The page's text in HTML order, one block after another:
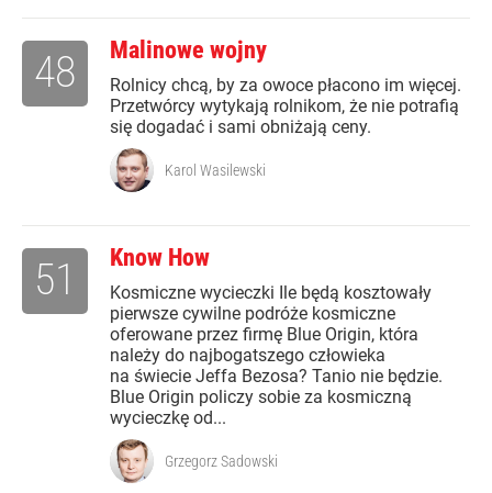
Malinowe wojny
Rolnicy chcą, by za owoce płacono im więcej.
Przetwórcy wytykają rolnikom, że nie potrafią
się dogadać i sami obniżają ceny.
48
Karol Wasilewski
Know How
Kosmiczne wycieczki Ile będą kosztowały
pierwsze cywilne podróże kosmiczne
oferowane przez firmę Blue Origin, która
należy do najbogatszego człowieka
na świecie Jeffa Bezosa? Tanio nie będzie.
Blue Origin policzy sobie za kosmiczną
wycieczkę od...
51
Grzegorz Sadowski